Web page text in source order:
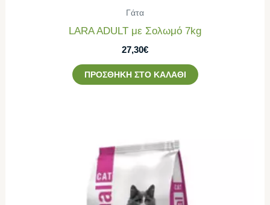
Γάτα
LARA ADULT με Σολωμό 7kg
27,30€
ΠΡΟΣΘΉΚΗ ΣΤΟ ΚΑΛΆΘΙ